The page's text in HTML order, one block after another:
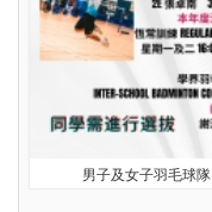
男子及女子羽毛球隊